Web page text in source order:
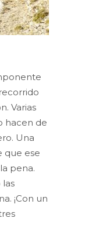
Varias
hacen de
Una
que ese
pena.
¡Con un